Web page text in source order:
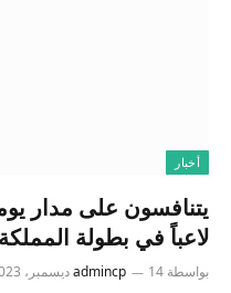
أخبار
لاعباً في بطولة
بواسطة admincp 14 ديسمبر، 2023